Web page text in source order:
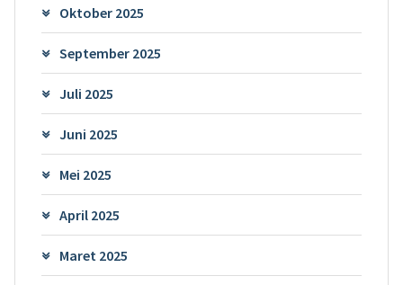
Oktober 2025
September 2025
Juli 2025
Juni 2025
Mei 2025
April 2025
Maret 2025